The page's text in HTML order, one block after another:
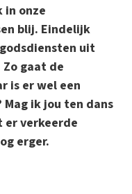
in onze
blij. Eindelijk
uit
gaat de
is er wel een
ik jou ten dans
er verkeerde
erger.